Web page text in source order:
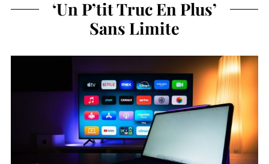
‘Un P’tit Truc En Plus’
Sans Limite